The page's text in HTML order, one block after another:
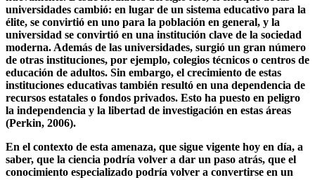
La Era de la Ilustración comenzó alrededor del siglo XVIII y
las universidades comenzaron a ganar en importancia
nuevamente. Desde mediados del siglo XX, el enfoque de las
universidades cambió: en lugar de un sistema educativo para la
élite, se convirtió en uno para la población en general, y la
universidad se convirtió en una institución clave de la sociedad
moderna. Además de las universidades, surgió un gran número
de otras instituciones, por ejemplo, colegios técnicos o centros de
educación de adultos. Sin embargo, el crecimiento de estas
instituciones educativas también resultó en una dependencia de
recursos estatales o fondos privados. Esto ha puesto en peligro
la independencia y la libertad de investigación en estas áreas
(Perkin, 2006).